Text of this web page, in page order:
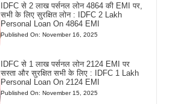
IDFC से 2 लाख पर्सनल लोन 4864 की EMI पर,
सभी के लिए सुरक्षित लोन : IDFC 2 Lakh
Personal Loan On 4864 EMI
Published On: November 16, 2025
IDFC से 1 लाख पर्सनल लोन 2124 EMI पर
सस्ता और सुरक्षित सभी के लिए : IDFC 1 Lakh
Personal Loan On 2124 EMI
Published On: November 15, 2025